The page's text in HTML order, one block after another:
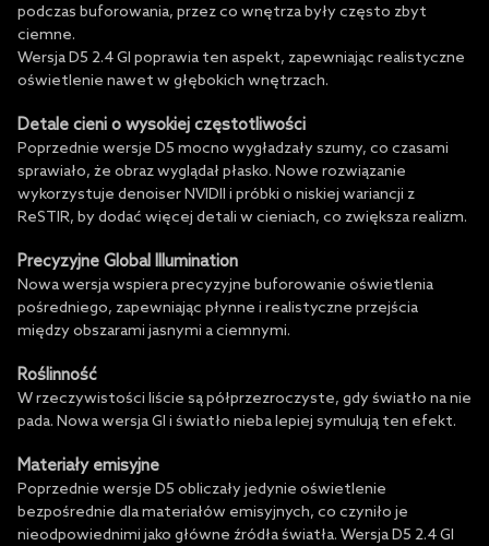
podczas buforowania, przez co wnętrza były często zbyt
ciemne.
Wersja D5 2.4 GI poprawia ten aspekt, zapewniając realistyczne
oświetlenie nawet w głębokich wnętrzach.
Detale cieni o wysokiej częstotliwości
Poprzednie wersje D5 mocno wygładzały szumy, co czasami
sprawiało, że obraz wyglądał płasko. Nowe rozwiązanie
wykorzystuje denoiser NVIDII i próbki o niskiej wariancji z
ReSTIR, by dodać więcej detali w cieniach, co zwiększa realizm.
Precyzyjne Global Illumination
Nowa wersja wspiera precyzyjne buforowanie oświetlenia
pośredniego, zapewniając płynne i realistyczne przejścia
między obszarami jasnymi a ciemnymi.
Roślinność
W rzeczywistości liście są półprzezroczyste, gdy światło na nie
pada. Nowa wersja GI i światło nieba lepiej symulują ten efekt.
Materiały emisyjne
Poprzednie wersje D5 obliczały jedynie oświetlenie
bezpośrednie dla materiałów emisyjnych, co czyniło je
nieodpowiednimi jako główne źródła światła. Wersja D5 2.4 GI